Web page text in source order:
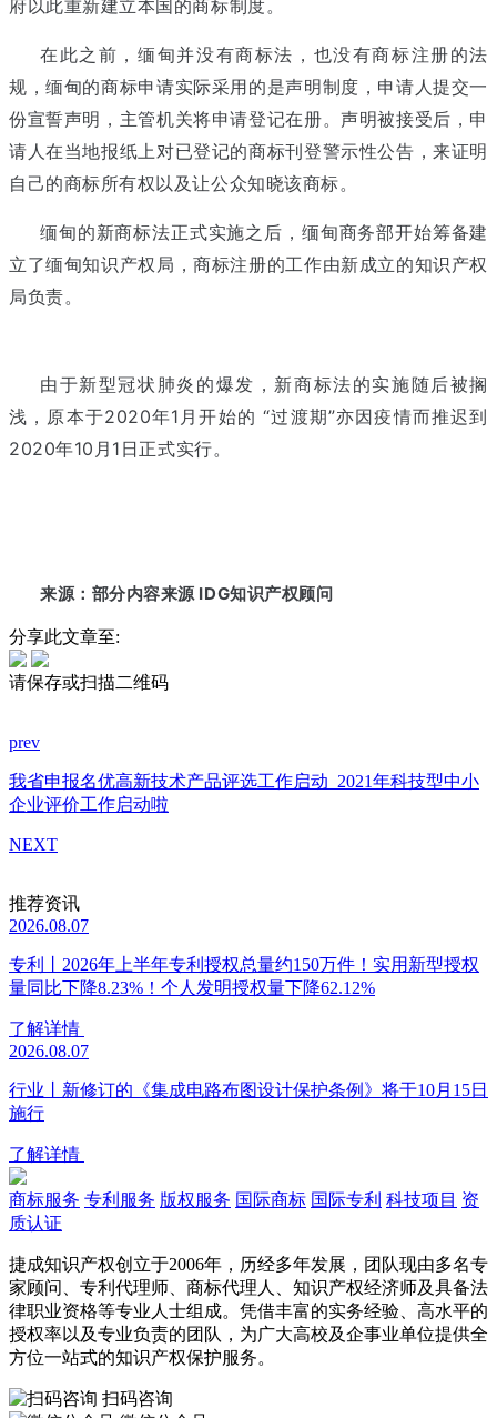
府以此重新建立本国的商标制度。
在此之前，缅甸并没有商标法，也没有商标注册的法
规，缅甸的商标申请实际采用的是声明制度，申请人提交一
份宣誓声明，主管机关将申请登记在册。声明被接受后，申
请人在当地报纸上对已登记的商标刊登警示性公告，来证明
自己的商标所有权以及让公众知晓该商标。
缅甸的新商标法正式实施之后，缅甸商务部开始筹备建
立了缅甸知识产权局，商标注册的工作由新成立的知识产权
局负责。
由于新型冠状肺炎的爆发，新商标法的实施随后被搁
浅，原本于2020年1月开始的 “过渡期”亦因疫情而推迟到
2020年10月1日正式实行。
来源：部分内容来源 IDG知识产权顾问
分享此文章至:
请保存或扫描二维码
prev
我省申报名优高新技术产品评选工作启动 2021年科技型中小
企业评价工作启动啦
NEXT
推荐资讯
2026.08.07
专利丨2026年上半年专利授权总量约150万件！实用新型授权
量同比下降8.23%！个人发明授权量下降62.12%
了解详情
2026.08.07
行业丨新修订的《集成电路布图设计保护条例》将于10月15日
施行
了解详情
商标服务 专利服务 版权服务 国际商标 国际专利 科技项目 资
质认证
捷成知识产权创立于2006年，历经多年发展，团队现由多名专
家顾问、专利代理师、商标代理人、知识产权经济师及具备法
律职业资格等专业人士组成。凭借丰富的实务经验、高水平的
授权率以及专业负责的团队，为广大高校及企事业单位提供全
方位一站式的知识产权保护服务。
扫码咨询